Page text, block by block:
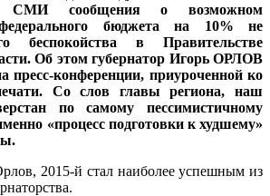
СМИ сообщения о возможном
федерального бюджета на 10% не
беспокойства в Правительстве
Об этом губернатор Игорь ОРЛОВ
пресс-конференции, приуроченной ко
Со слов главы региона, наш
по самому пессимистичному
«процесс подготовки к худшему»
2015-й стал наиболее успешным из